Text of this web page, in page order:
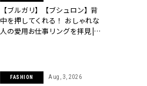
【ブルガリ】【ブシュロン】背
中を押してくれる！ おしゃれな
人の愛用お仕事リングを拝見 |
FASHION Aug, 3, 2026